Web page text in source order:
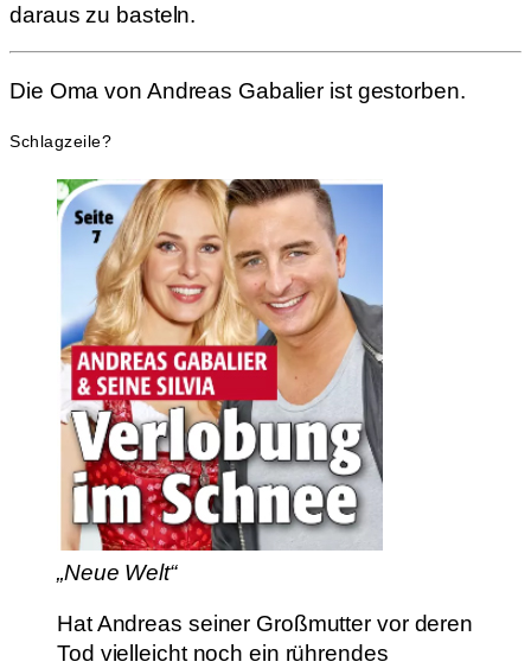
daraus zu basteln.
Die Oma von Andreas Gabalier ist gestorben.
Schlagzeile?
„Neue Welt“
Hat Andreas seiner Großmutter vor deren
Tod vielleicht noch ein rührendes